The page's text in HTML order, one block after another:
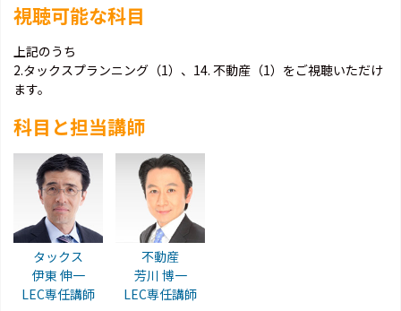
視聴可能な科目
上記のうち
2.タックスプランニング（1）、14. 不動産（1）をご視聴いただけ
ます。
科目と担当講師
タックス
伊東 伸一
LEC専任講師
不動産
芳川 博一
LEC専任講師